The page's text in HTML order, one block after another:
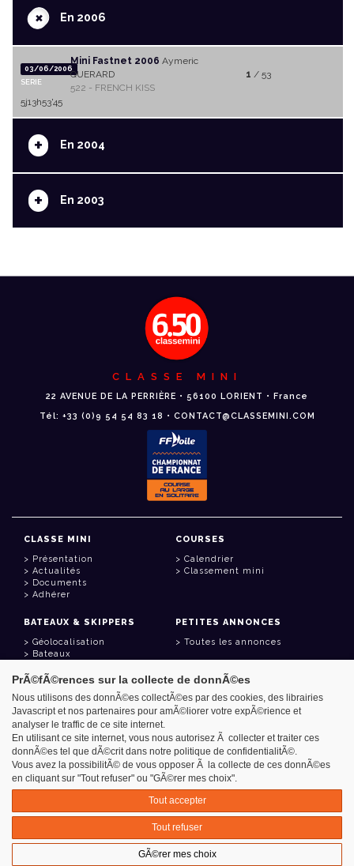
+En 2006
03/06/2006
SERIE
Mini Fastnet 2006 Aymeric
QUERARD
522 - FRENCH KISS
1 / 53
5j13h53'45
+ En 2004
+ En 2003
CLASSE MINI
22 AVENUE DE LA PERRIÈRE • 56100 LORIENT • France
Tél: +33 (0)9 54 54 83 18 • CONTACT@CLASSEMINI.COM
CLASSE MINI
Présentation
Actualités
Documents
Adhérer
COURSES
Calendrier
Classement mini
BATEAUX & SKIPPERS
Géolocalisation
Bateaux
PETITES ANNONCES
Toutes les annonces
LIENS UTILES
Espace adhérent
Contact
Carnet d'adresses
Goodies
Azimut - Créateur de solutions numériques
Mentions légales
PrÃ©fÃ©rences sur la collecte de donnÃ©es
Nous utilisons des donnÃ©es collectÃ©es par des cookies, des librairies
Javascript et nos partenaires pour amÃ©liorer votre expÃ©rience et
analyser le traffic de ce site internet.
En utilisant ce site internet, vous nous autorisez Ã collecter et traiter ces
donnÃ©es tel que dÃ©crit dans notre politique de confidentialitÃ©.
Vous avez la possibilitÃ© de vous opposer Ã la collecte de ces donnÃ©es
en cliquant sur "Tout refuser" ou "GÃ©rer mes choix".
Tout accepter
Tout refuser
GÃ©rer mes choix